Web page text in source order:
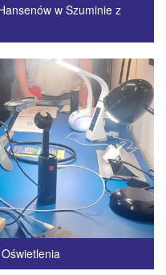
w Szuminie z